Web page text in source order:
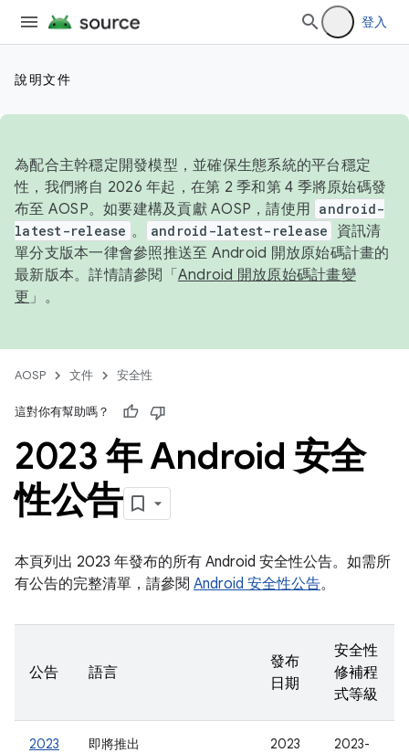
登入
說明文件
為配合主幹穩定開發模型，並確保生態系統的平台穩定
性，我們將自 2026 年起，在第 2 季和第 4 季將原始碼發
布至 AOSP。如要建構及貢獻 AOSP，請使用 android-
latest-release 。 android-latest-release
資訊清
單分支版本一律會參照推送至 Android 開放原始碼計畫的
最新版本。詳情請參閱「 Android 開放原始碼計畫變
更 」。
AOSP 文件 安全性
這對你有幫助嗎？
2023 年 Android 安全
性公告
本頁列出 2023 年發布的所有 Android 安全性公告。如需所
有公告的完整清單，請參閱 Android 安全性公告。
公告 語言
發布
日期
安全性
修補程
式等級
2023
即將推出
2023
2023-